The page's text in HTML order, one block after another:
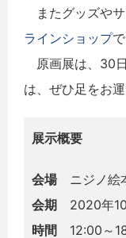
またグッズやサ
ラインショップ
原画展は、30
は、ぜひ足をお
展示概要
会場 ニジノ絵
会期 2020年
時間 12:00～